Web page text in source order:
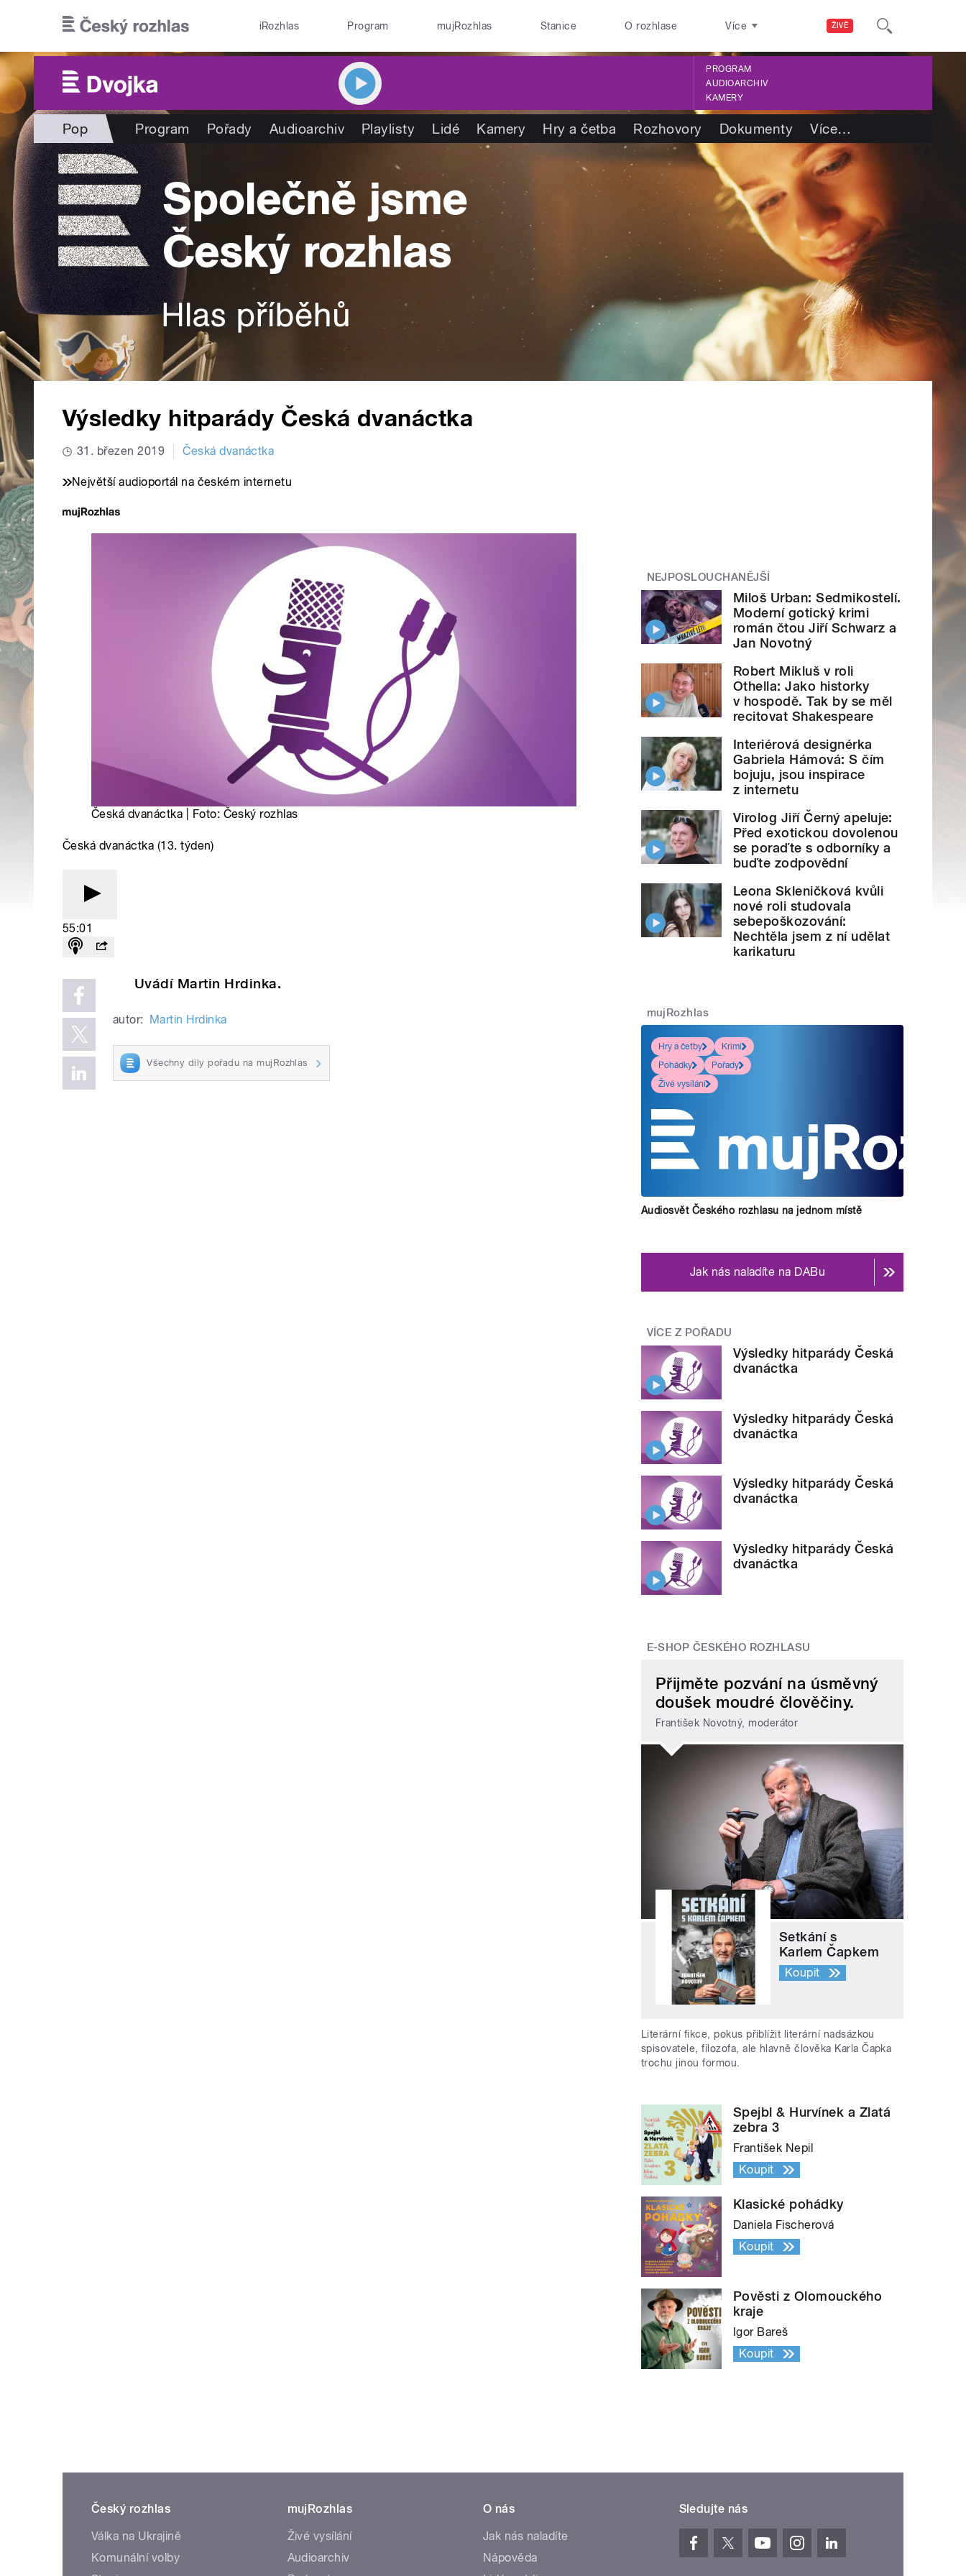
ŽIVĚ
iRozhlas Program mujRozhlas Stanice O rozhlase Více
PROGRAM
AUDIOARCHIV
KAMERY
Pop Program Pořady Audioarchiv Playlisty Lidé Kamery Hry a četba Rozhovory Dokumenty Více…
Výsledky hitparády Česká dvanáctka
31. březen 2019 Česká dvanáctka
Největší audioportál na českém internetu
Česká dvanáctka | Foto: Český rozhlas
Česká dvanáctka (13. týden)
55:01
Uvádí Martin Hrdinka.
autor: Martin Hrdinka
Všechny díly pořadu na mujRozhlas
NEJPOSLOUCHANĚJŠÍ
Miloš Urban: Sedmikostelí.
Moderní gotický krimi
román čtou Jiří Schwarz a
Jan Novotný
Robert Mikluš v roli
Othella: Jako historky
v hospodě. Tak by se měl
recitovat Shakespeare
Interiérová designérka
Gabriela Hámová: S čím
bojuju, jsou inspirace
z internetu
Virolog Jiří Černý apeluje:
Před exotickou dovolenou
se poraďte s odborníky a
buďte zodpovědní
Leona Skleničková kvůli
nové roli studovala
sebepoškozování:
Nechtěla jsem z ní udělat
karikaturu
mujRozhlas
Hry a četby
Krimi
Pohádky
Pořady
Živé vysílání
Audiosvět Českého rozhlasu na jednom místě
Jak nás naladíte na DABu
VÍCE Z POŘADU
Výsledky hitparády Česká
dvanáctka
Výsledky hitparády Česká
dvanáctka
Výsledky hitparády Česká
dvanáctka
Výsledky hitparády Česká
dvanáctka
E-SHOP ČESKÉHO ROZHLASU
Přijměte pozvání na úsměvný
doušek moudré člověčiny.
František Novotný, moderátor
Setkání s
Karlem Čapkem
Koupit
Literární fikce, pokus přiblížit literární nadsázkou
spisovatele, filozofa, ale hlavně člověka Karla Čapka
trochu jinou formou.
Spejbl & Hurvínek a Zlatá
zebra 3
František Nepil
Koupit
Klasické pohádky
Daniela Fischerová
Koupit
Pověsti z Olomouckého
kraje
Igor Bareš
Koupit
Český rozhlas
Válka na Ukrajině
Komunální volby
mujRozhlas
Živé vysílání
Audioarchiv
O nás
Jak nás naladíte
Nápověda
Sledujte nás